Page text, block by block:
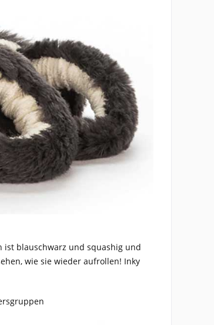
ist blauschwarz und squashig und
wie sie wieder aufrollen! Inky